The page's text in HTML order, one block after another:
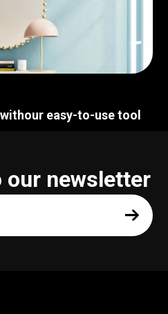
easy-to-use tool
our newsletter